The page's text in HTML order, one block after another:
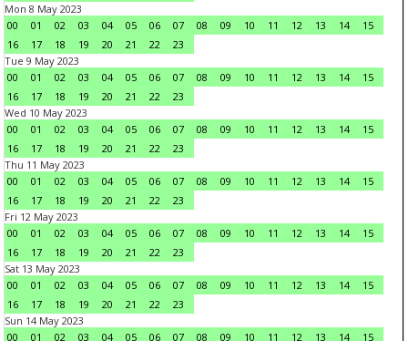
Mon 8 May 2023
00
01 02 03 04 05 06 07 08 09 10 11 12 13 14
15
16
17 18 19 20 21 22
23
Tue 9 May 2023
00
01 02 03 04 05 06 07 08 09 10 11 12 13 14
15
16
17 18 19 20 21 22
23
Wed 10 May 2023
00
01 02 03 04 05 06 07 08 09 10 11 12 13 14
15
16
17 18 19 20 21 22
23
Thu 11 May 2023
00
01 02 03 04 05 06 07 08 09 10 11 12 13 14
15
16
17 18 19 20 21 22
23
Fri 12 May 2023
00
01 02 03 04 05 06 07 08 09 10 11 12 13 14
15
16
17 18 19 20 21 22
23
Sat 13 May 2023
00
01 02 03 04 05 06 07 08 09 10 11 12 13 14
15
16
17 18 19 20 21 22
23
Sun 14 May 2023
00
01 02 03 04 05 06 07 08 09 10 11 12 13 14 15